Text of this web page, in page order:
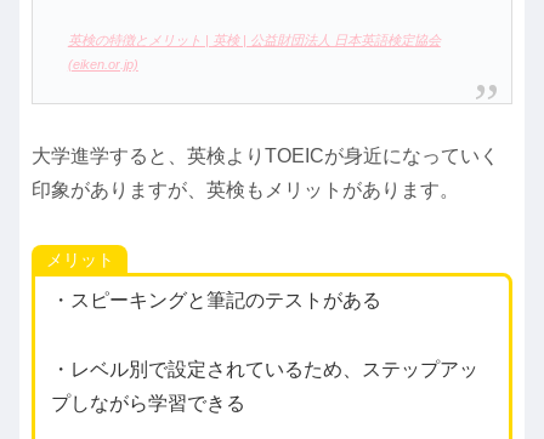
英検の特徴とメリット | 英検 | 公益財団法人 日本英語検定協会
(eiken.or.jp)
大学進学すると、英検よりTOEICが身近になっていく
印象がありますが、英検もメリットがあります。
メリット
・スピーキングと筆記のテストがある
・レベル別で設定されているため、ステップアッ
プしながら学習できる